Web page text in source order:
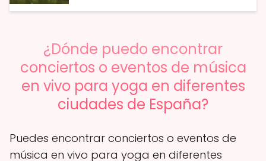
¿Dónde puedo encontrar
conciertos o eventos de música
en vivo para yoga en diferentes
ciudades de España?
Puedes encontrar conciertos o eventos de
música en vivo para yoga en diferentes